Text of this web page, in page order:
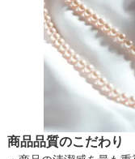
着丈目安
商品品質のこだわり